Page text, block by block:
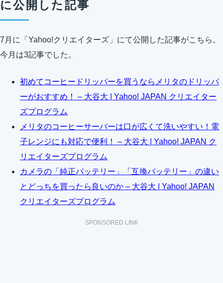
に公開した記事
7月に「Yahoo!クリエイターズ」にて公開した記事がこちら。
今月は3記事でした。
初めてコーヒードリッパーを買うならメリタのドリッパ
ーがおすすめ！ – 大谷大 | Yahoo! JAPAN クリエイター
ズプログラム
メリタのコーヒーサーバーは口が広くて洗いやすい！電
子レンジにも対応で便利！ – 大谷大 | Yahoo! JAPAN ク
リエイターズプログラム
カメラの「純正バッテリー」「互換バッテリー」の違い
とどっちを買ったら良いのか – 大谷大 | Yahoo! JAPAN
クリエイターズプログラム
SPONSORED LINK